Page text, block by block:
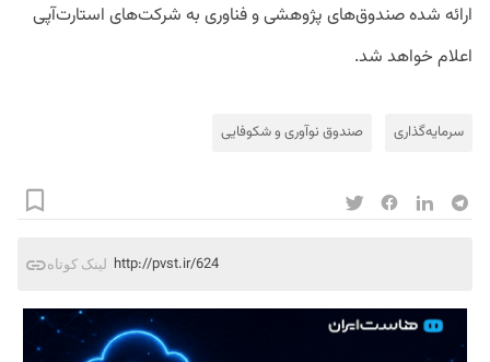
ارائه شده صندوق‌های پژوهشی و فناوری به شرکت‌های استارت‌آپی
اعلام خواهد شد.
سرمایه‌گذاری صندوق نوآوری و شکوفایی
لینک کوتاه http://pvst.ir/624